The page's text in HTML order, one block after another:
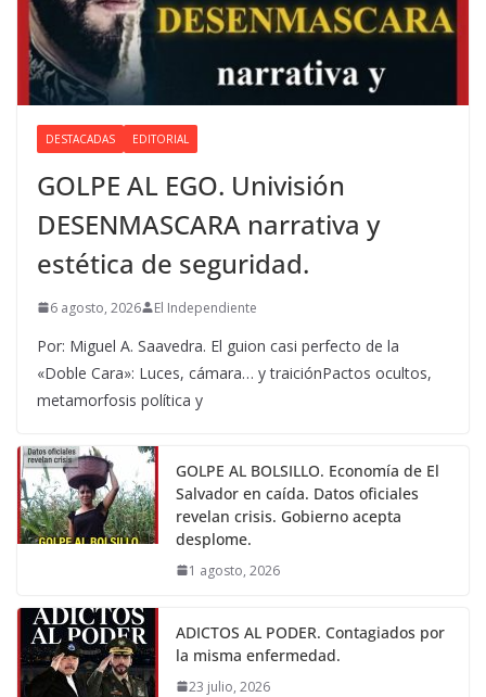
DESTACADAS EDITORIAL
GOLPE AL EGO. Univisión
DESENMASCARA narrativa y
estética de seguridad.
6 agosto, 2026 El Independiente
Por: Miguel A. Saavedra. El guion casi perfecto de la
«Doble Cara»: Luces, cámara… y traiciónPactos ocultos,
metamorfosis política y
GOLPE AL BOLSILLO. Economía de El
Salvador en caída. Datos oficiales
revelan crisis. Gobierno acepta
desplome.
1 agosto, 2026
ADICTOS AL PODER. Contagiados por
la misma enfermedad.
23 julio, 2026